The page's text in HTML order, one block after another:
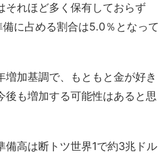
それほど多く保有しておらず
に占める割合は5.0％となって
増加基調で、もともと金が好き
後も増加する可能性はあると思
備高は断トツ世界1で約3兆ドル